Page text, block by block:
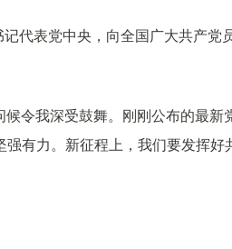
代表党中央，向全国广大共产党
候令我深受鼓舞。刚刚公布的最新
有力。新征程上，我们要发挥好